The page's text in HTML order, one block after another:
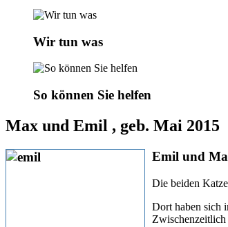
Wir tun was
So können Sie helfen
Max und Emil , geb. Mai 2015
Emil und
Die beiden
Dort haben sich